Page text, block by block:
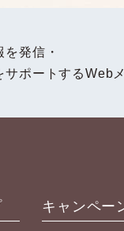
を発信・
サポートするWeb
キャンペー